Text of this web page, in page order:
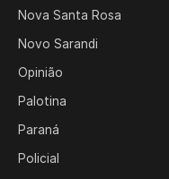
Nova Santa Rosa
Novo Sarandi
Opinião
Palotina
Paraná
Policial